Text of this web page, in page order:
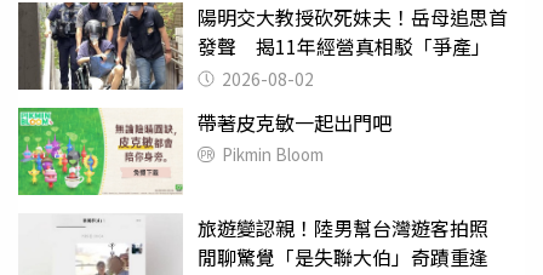
陽明交大教授砍死妹夫！岳母追思首
發聲 揭11年經營真相駁「爭產」
2026-08-02
帶著皮克敏一起出門吧
Pikmin Bloom
旅遊變認親！陸男幫台灣遊客拍照
閒聊驚覺「是失聯大伯」奇蹟重逢